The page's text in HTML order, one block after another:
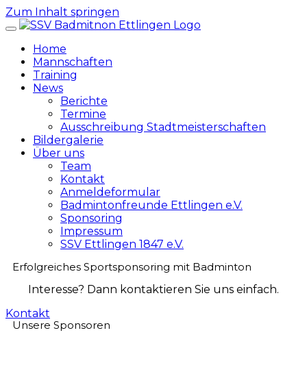
Zum Inhalt springen
Home
Mannschaften
Training
News
Berichte
Termine
Ausschreibung Stadtmeisterschaften
Bildergalerie
Über uns
Team
Kontakt
Anmeldeformular
Badmintonfreunde Ettlingen e.V.
Sponsoring
Impressum
SSV Ettlingen 1847 e.V.
Erfolgreiches Sportsponsoring mit Badminton
Interesse? Dann kontaktieren Sie uns einfach.
Kontakt
Unsere Sponsoren